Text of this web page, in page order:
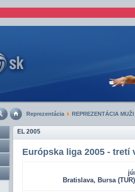
Reprezentácia REPREZENTÁCIA MUŽI
EL 2005
Európska liga 2005 - tretí
Bratislava, Bursa